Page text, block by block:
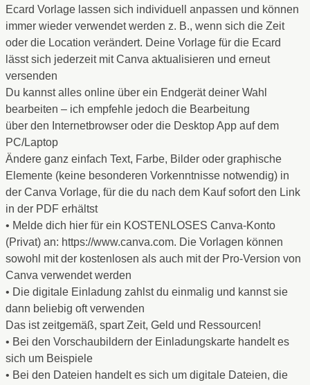
Ecard Vorlage lassen sich individuell anpassen und können
immer wieder verwendet werden z. B., wenn sich die Zeit
oder die Location verändert. Deine Vorlage für die Ecard
lässt sich jederzeit mit Canva aktualisieren und erneut
versenden
Du kannst alles online über ein Endgerät deiner Wahl
bearbeiten – ich empfehle jedoch die Bearbeitung
über den Internetbrowser oder die Desktop App auf dem
PC/Laptop
Ändere ganz einfach Text, Farbe, Bilder oder graphische
Elemente (keine besonderen Vorkenntnisse notwendig) in
der Canva Vorlage, für die du nach dem Kauf sofort den Link
in der PDF erhältst
• Melde dich hier für ein KOSTENLOSES Canva-Konto
(Privat) an: https://www.canva.com. Die Vorlagen können
sowohl mit der kostenlosen als auch mit der Pro-Version von
Canva verwendet werden
• Die digitale Einladung zahlst du einmalig und kannst sie
dann beliebig oft verwenden
Das ist zeitgemäß, spart Zeit, Geld und Ressourcen!
• Bei den Vorschaubildern der Einladungskarte handelt es
sich um Beispiele
• Bei den Dateien handelt es sich um digitale Dateien, die